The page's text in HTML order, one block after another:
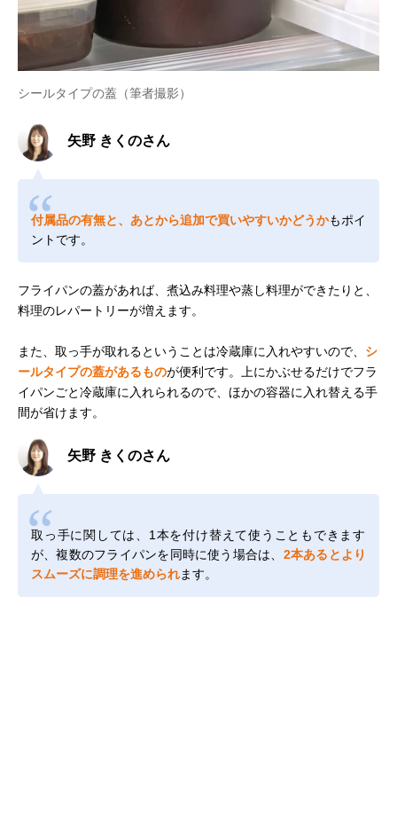
シールタイプの蓋（筆者撮影）
矢野 きくのさん
付属品の有無と、あとから追加で買いやすいかどうかもポイ
ントです。
フライパンの蓋があれば、煮込み料理や蒸し料理ができたりと、
料理のレパートリーが増えます。
また、取っ手が取れるということは冷蔵庫に入れやすいので、 シ
ールタイプの蓋があるものが便利です。上にかぶせるだけでフラ
イパンごと冷蔵庫に入れられるので、ほかの容器に入れ替える手
間が省けます。
矢野 きくのさん
取っ手に関しては、1本を付け替えて使うこともできます
が、複数のフライパンを同時に使う場合は、 2本あるとより
スムーズに調理を進められます。